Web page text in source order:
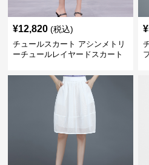
¥12,820 (税込)
チュールスカート アシンメトリ
ーチュールレイヤードスカート
¥